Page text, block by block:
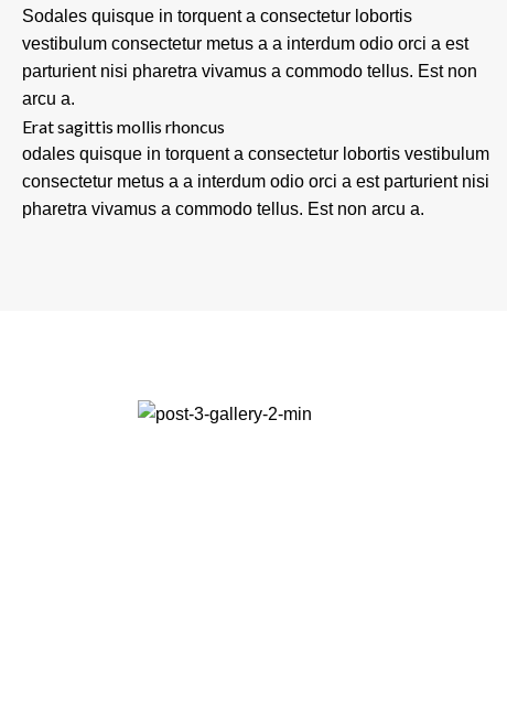
Sodales quisque in torquent a consectetur lobortis
vestibulum consectetur metus a a interdum odio orci a est
parturient nisi pharetra vivamus a commodo tellus. Est non
arcu a.
Erat sagittis mollis rhoncus
odales quisque in torquent a consectetur lobortis vestibulum
consectetur metus a a interdum odio orci a est parturient nisi
pharetra vivamus a commodo tellus. Est non arcu a.